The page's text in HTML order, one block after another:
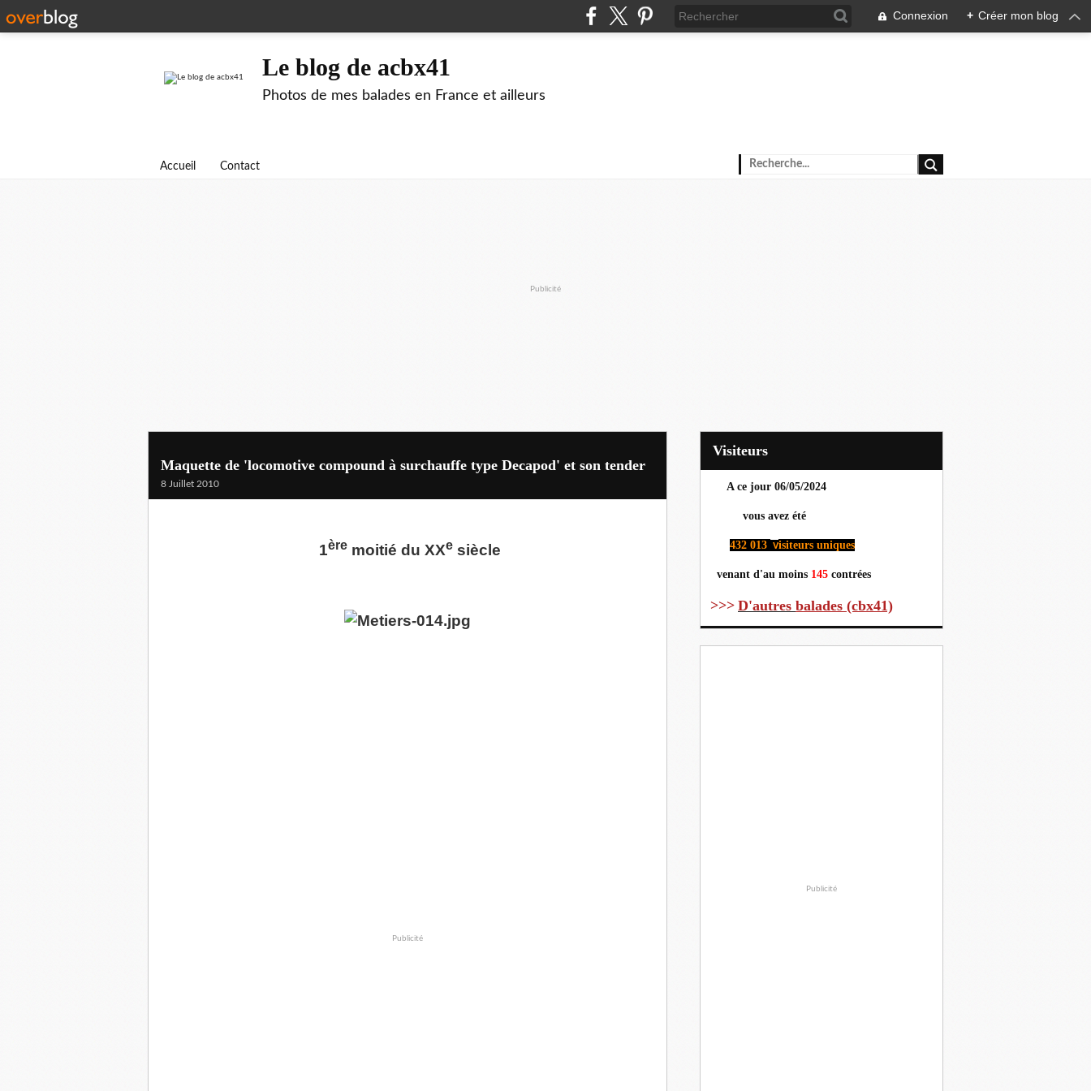
Connexion + Créer mon blog
Le blog de acbx41
Photos de mes balades en France et ailleurs
Accueil Contact
Publicité
Maquette de 'locomotive compound à surchauffe type Decapod' et son tender
8 Juillet 2010
1èremoitié du XXesiècle
Publicité
Visiteurs
A ce jour 06/05/2024
vous avez été
432 013 visiteurs uniques
venant d'au moins 145 contrées
>>> D'autres balades (cbx41)
Publicité